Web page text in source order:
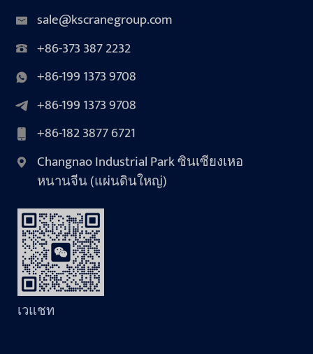
sale@kscranegroup.com
+86-373 387 2232
+86-199 1373 9708
+86-199 1373 9708
+86-182 3877 6721
Changnao Industrial Park ซินเซียงเหอ
หนานจีน (แผ่นดินใหญ่)
เวแชท